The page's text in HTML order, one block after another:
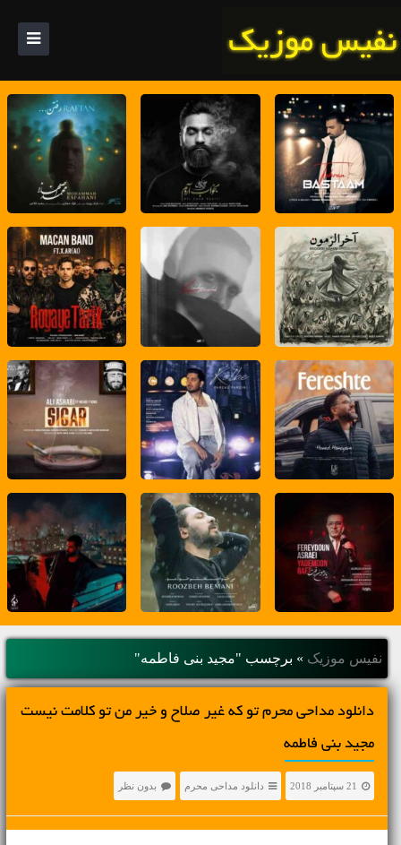
نفیس موزیک » برچسب "مجید بنی فاطمه"
دانلود مداحی محرم تو که غیر صلاح و خیر من تو کلامت نیست
مجید بنی فاطمه
21 سپتامبر 2018 دانلود مداحی محرم بدون نظر